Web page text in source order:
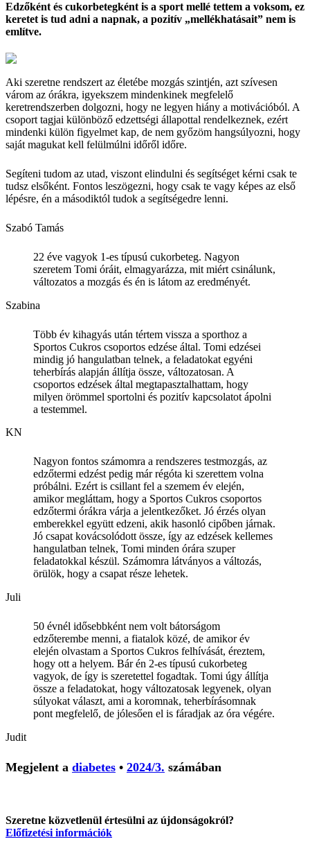
Edzőként és cukorbetegként is a sport mellé tettem a voksom, ez
keretet is tud adni a napnak, a pozitív „mellékhatásait” nem is
említve.
Aki szeretne rendszert az életébe mozgás szintjén, azt szívesen
várom az órákra, igyekszem mindenkinek megfelelő
keretrendszerben dolgozni, hogy ne legyen hiány a motivációból. A
csoport tagjai különböző edzettségi állapottal rendelkeznek, ezért
mindenki külön figyelmet kap, de nem győzöm hangsúlyozni, hogy
saját magukat kell felülmúlni időről időre.
Segíteni tudom az utad, viszont elindulni és segítséget kérni csak te
tudsz elsőként. Fontos leszögezni, hogy csak te vagy képes az első
lépésre, én a másodiktól tudok a segítségedre lenni.
Szabó Tamás
22 éve vagyok 1-es típusú cukorbeteg. Nagyon
szeretem Tomi óráit, elmagyarázza, mit miért csinálunk,
változatos a mozgás és én is látom az eredményét.
Szabina
Több év kihagyás után tértem vissza a sporthoz a
Sportos Cukros csoportos edzése által. Tomi edzései
mindig jó hangulatban telnek, a feladatokat egyéni
teherbírás alapján állítja össze, változatosan. A
csoportos edzések által megtapasztalhattam, hogy
milyen örömmel sportolni és pozitív kapcsolatot ápolni
a ­testemmel.
KN
Nagyon fontos számomra a rendszeres testmozgás, az
edzőtermi edzést pedig már régóta ki szerettem volna
próbálni. Ezért is csillant fel a szemem év elején,
amikor megláttam, hogy a Sportos Cukros csoportos
edzőtermi órákra várja a jelentkezőket. Jó érzés olyan
emberekkel együtt edzeni, akik hasonló cipőben járnak.
Jó csapat kovácsolódott össze, így az edzések kellemes
hangulatban telnek, Tomi minden órára szuper
feladatokkal készül. Számomra látványos a változás,
örülök, hogy a csapat része lehetek.
Juli
50 évnél idősebbként nem volt bátorságom
edzőterembe menni, a fiatalok közé, de amikor év
elején olvastam a Sportos Cukros felhívását, éreztem,
hogy ott a helyem. Bár én 2-es típusú cukorbeteg
vagyok, de így is szeretettel fogadtak. Tomi úgy állítja
össze a feladatokat, hogy változatosak legyenek, olyan
súlyokat választ, ami a koromnak, teherbírásomnak
pont megfelelő, de jólesően el is fáradjak az óra végére.
Judit
Megjelent a diabetes • 2024/3. számában
Szeretne közvetlenül értesülni az újdonságokról?
Előfizetési információk